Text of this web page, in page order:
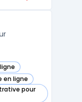
les
en ligne
pour